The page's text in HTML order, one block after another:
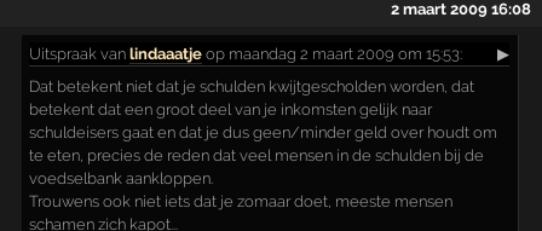
2 maart 2009 16:08
Uitspraak vanlindaaatje op maandag 2 maart 2009 om 15:53:
▶
Dat betekent niet dat je schulden kwijtgescholden worden, dat
betekent dat een groot deel van je inkomsten gelijk naar
schuldeisers gaat en dat je dus geen/minder geld over houdt om
te eten, precies de reden dat veel mensen in de schulden bij de
voedselbank aankloppen.
Trouwens ook niet iets dat je zomaar doet, meeste mensen
schamen zich kapot...